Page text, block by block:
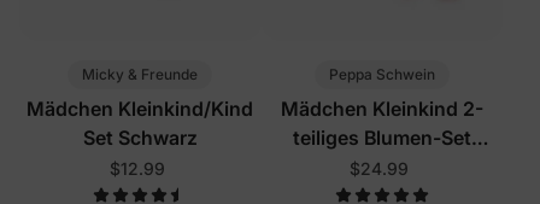
Micky & Freunde
Mädchen Kleinkind/Kind
Set Schwarz
$12.99
Peppa Schwein
Mädchen Kleinkind 2-
teiliges Blumen-Set
Creme
$24.99